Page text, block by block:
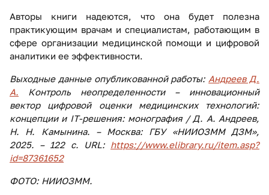
Авторы книги надеются, что она будет полезна
практикующим врачам и специалистам, работающим в
сфере организации медицинской помощи и цифровой
аналитики ее эффективности.
Выходные данные опубликованной работы: Андреев Д.
А. Контроль неопределенности – инновационный
вектор цифровой оценки медицинских технологий:
концепции и IT-решения: монография / Д. А. Андреев,
Н. Н. Камынина. – Москва: ГБУ «НИИОЗММ ДЗМ»,
2025. – 122 с. URL: https://www.elibrary.ru/item.asp?
id=87361652
ФОТО: НИИОЗММ.